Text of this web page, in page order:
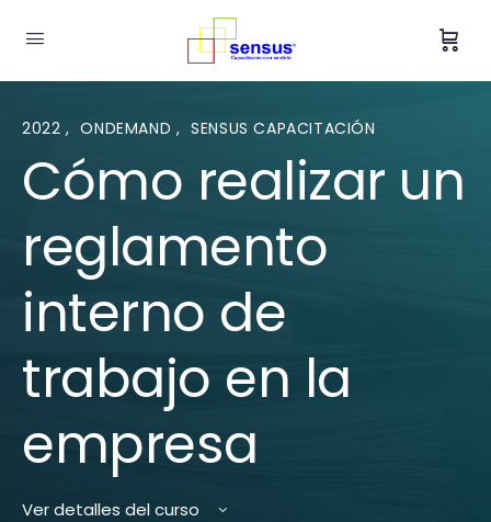
2022, ONDEMAND , SENSUS CAPACITACIÓN
Cómo realizar un
reglamento
interno de
trabajo en la
empresa
Ver detalles del curso